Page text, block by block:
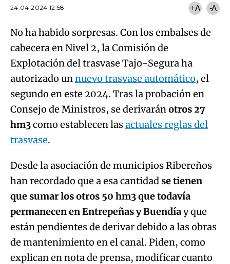
24.04.2024 12:58
+A -A
No ha habido sorpresas. Con los embalses de
cabecera en Nivel 2, la Comisión de
Explotación del trasvase Tajo-Segura ha
autorizado unnuevo trasvase automático, el
segundo en este 2024. Tras la probación en
Consejo de Ministros, se derivaránotros 27
hm3como establecen lasactuales reglas del
trasvase.
Desde la asociación de municipios Ribereños
han recordado que a esa cantidadse tienen
que sumar los otros 50 hm3 que todavía
permanecen en Entrepeñas y Buendíay que
están pendientes de derivar debido a las obras
de mantenimiento en el canal. Piden, como
explican en nota de prensa, modificar cuanto